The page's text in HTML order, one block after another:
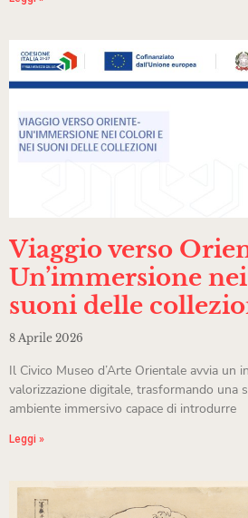
Viaggio verso
Un’immersione
suoni delle
8 Aprile 2026
Il Civico Museo d’Arte Orientale avvia un
valorizzazione digitale, trasformando una
ambiente immersivo capace di introdurre
Leggi »